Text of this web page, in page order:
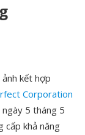
kết hợp
Corporation
5 tháng 5
cấp khả năng